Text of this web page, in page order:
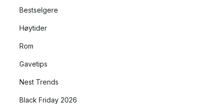
Bestselgere
Høytider
Rom
Gavetips
Nest Trends
Black Friday 2026